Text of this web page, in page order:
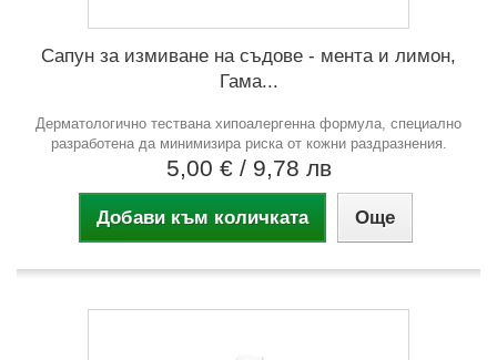
Сапун за измиване на съдове - мента и лимон,
Гама...
Дерматологично тествана хипоалергенна формула, специално
разработена да минимизира риска от кожни раздразнения.
5,00 € / 9,78 лв
Добави към количката Още